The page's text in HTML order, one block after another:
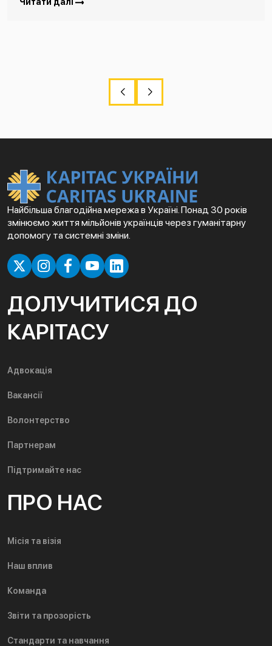
Читати далі
Найбільша благодійна мережа в Україні. Понад 30 років
змінюємо життя мільйонів українців через гуманітарну
допомогу та системні зміни.
ДОЛУЧИТИСЯ ДО
КАРІТАСУ
Адвокація
Вакансії
Волонтерство
Партнерам
Підтримайте нас
ПРО НАС
Місія та візія
Наш вплив
Команда
Звіти та прозорість
Стандарти та навчання